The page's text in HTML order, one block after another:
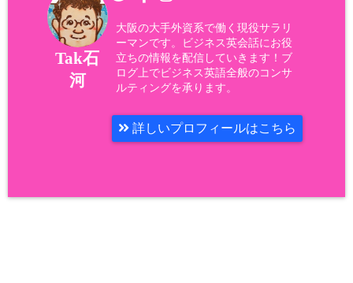
Tak石
河
大阪の大手外資系で働く現役サラリ
ーマンです。ビジネス英会話にお役
立ちの情報を配信していきます！ブ
ログ上でビジネス英語全般のコンサ
ルティングを承ります。
詳しいプロフィールはこちら